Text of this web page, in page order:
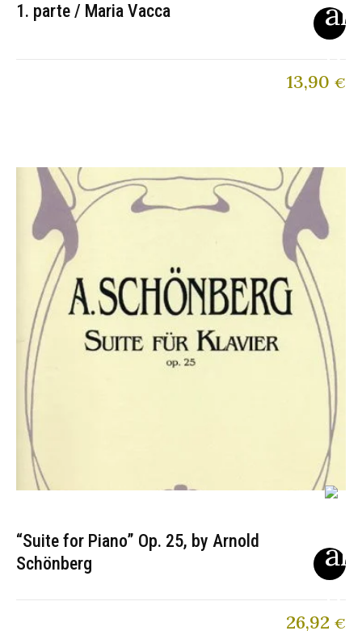
1. parte / Maria Vacca
13,90 €
“Suite for Piano” Op. 25, by Arnold
Schönberg
26,92 €